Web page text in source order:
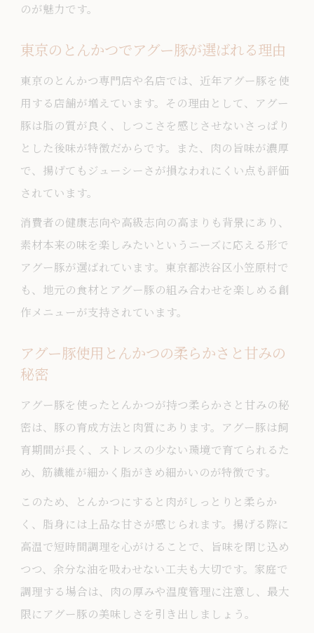
のが魅力です。
東京のとんかつでアグー豚が選ばれる理由
東京のとんかつ専門店や名店では、近年アグー豚を使
用する店舗が増えています。その理由として、アグー
豚は脂の質が良く、しつこさを感じさせないさっぱり
とした後味が特徴だからです。また、肉の旨味が濃厚
で、揚げてもジューシーさが損なわれにくい点も評価
されています。
消費者の健康志向や高級志向の高まりも背景にあり、
素材本来の味を楽しみたいというニーズに応える形で
アグー豚が選ばれています。東京都渋谷区小笠原村で
も、地元の食材とアグー豚の組み合わせを楽しめる創
作メニューが支持されています。
アグー豚使用とんかつの柔らかさと甘みの
秘密
アグー豚を使ったとんかつが持つ柔らかさと甘みの秘
密は、豚の育成方法と肉質にあります。アグー豚は飼
育期間が長く、ストレスの少ない環境で育てられるた
め、筋繊維が細かく脂がきめ細かいのが特徴です。
このため、とんかつにすると肉がしっとりと柔らか
く、脂身には上品な甘さが感じられます。揚げる際に
高温で短時間調理を心がけることで、旨味を閉じ込め
つつ、余分な油を吸わせない工夫も大切です。家庭で
調理する場合は、肉の厚みや温度管理に注意し、最大
限にアグー豚の美味しさを引き出しましょう。